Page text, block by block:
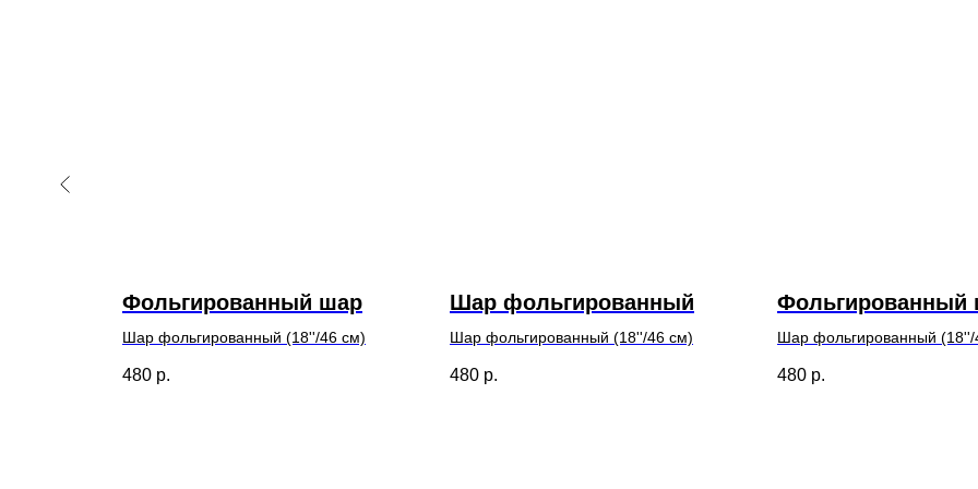
Фольгированный шар
Шар фольгированный (18''/46 см)
480 р.
Шар фольгированный
Шар фольгированный (18''/46 см)
480 р.
Фольгированный
Шар фольгированный (18''/
480 р.